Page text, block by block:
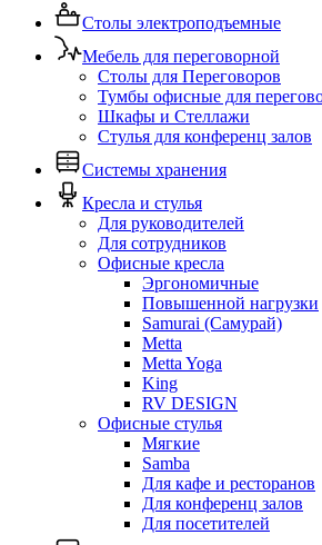
Столы электроподъемные
Мебель для переговорной
Столы для Переговоров
Тумбы офисные для
Шкафы и Стеллажи
Стулья для конференц залов
Системы хранения
Кресла и стулья
Для руководителей
Для сотрудников
Офисные кресла
Эргономичные
Повышенной нагрузки
Samurai (Самурай)
Metta
Metta Yoga
King
RV DESIGN
Офисные стулья
Мягкие
Samba
Для кафе и ресторанов
Для конференц залов
Для посетителей